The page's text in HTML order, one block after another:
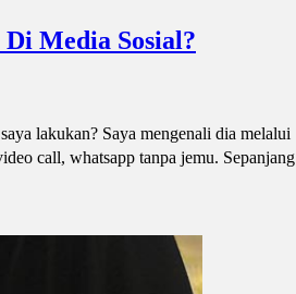
Media Sosial?
lakukan? Saya mengenali dia melalui
call, whatsapp tanpa jemu. Sepanjang